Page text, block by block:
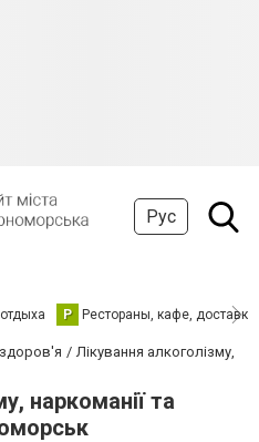
Рус
Р Рестораны, кафе,
Лікування алкоголізму,
наркоманії та